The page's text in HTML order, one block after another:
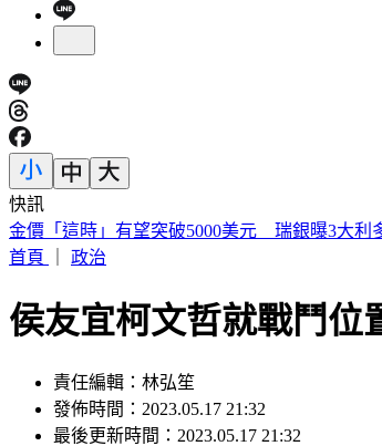
快訊
市售洗碗海綿多數非天然 恐成塑膠微粒來源
首頁
政治
侯友宜柯文哲就戰鬥
責任編輯：林弘笙
發佈時間：2023.05.17 21:32
最後更新時間：2023.05.17 21:32